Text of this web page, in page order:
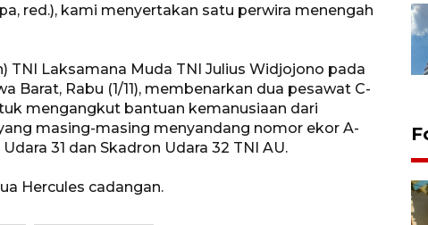
red.), kami menyertakan satu perwira menengah
TNI Laksamana Muda TNI Julius Widjojono pada
Barat, Rabu (1/11), membenarkan dua pesawat C-
mengangkut bantuan kemanusiaan dari
masing-masing menyandang nomor ekor A-
31 dan Skadron Udara 32 TNI AU.
Hercules cadangan.